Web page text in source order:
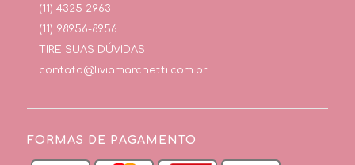
(11) 4325-2963
(11) 98956-8956
TIRE SUAS DÚVIDAS
contato@liviamarchetti.com.br
FORMAS DE PAGAMENTO